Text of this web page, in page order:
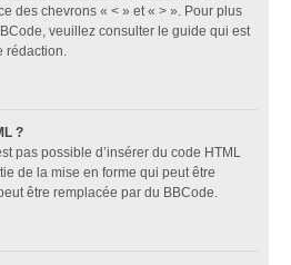
des chevrons « < » et « > ». Pour plus
veuillez consulter le guide qui est
rédaction.
?
pas possible d’insérer du code HTML
de la mise en forme qui peut être
être remplacée par du BBCode.